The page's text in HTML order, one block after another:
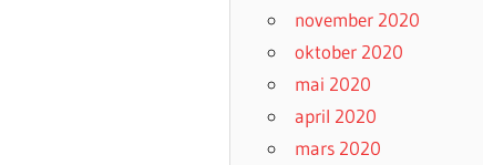
november 2020
oktober 2020
mai 2020
april 2020
mars 2020